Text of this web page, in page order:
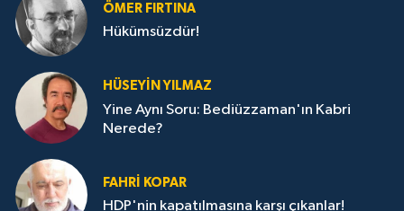
ÖMER FIRTINA
Hükümsüzdür!
HÜSEYIN YILMAZ
Yine Aynı Soru: Bediüzzaman'ın Kabri
Nerede?
FAHRI KOPAR
HDP'nin kapatılmasına karşı çıkanlar!